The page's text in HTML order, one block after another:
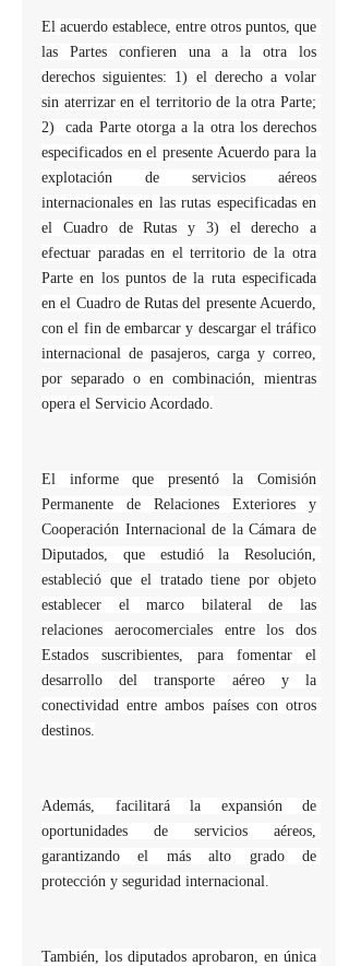
El acuerdo establece, entre otros puntos, que
las Partes confieren una a la otra los
derechos siguientes: 1) el derecho a volar
sin aterrizar en el territorio de la otra Parte;
2)  cada Parte otorga a la otra los derechos
especificados en el presente Acuerdo para la
explotación de servicios aéreos
internacionales en las rutas especificadas en
el Cuadro de Rutas y 3) el derecho a
efectuar paradas en el territorio de la otra
Parte en los puntos de la ruta especificada
en el Cuadro de Rutas del presente Acuerdo,
con el fin de embarcar y descargar el tráfico
internacional de pasajeros, carga y correo,
por separado o en combinación, mientras
opera el Servicio Acordado.
El informe que presentó la Comisión
Permanente de Relaciones Exteriores y
Cooperación Internacional de la Cámara de
Diputados, que estudió la Resolución,
estableció que el tratado tiene por objeto
establecer el marco bilateral de las
relaciones aerocomerciales entre los dos
Estados suscribientes, para fomentar el
desarrollo del transporte aéreo y la
conectividad entre ambos países con otros
destinos.
Además, facilitará la expansión de
oportunidades de servicios aéreos,
garantizando el más alto grado de
protección y seguridad internacional.
También, los diputados aprobaron, en única